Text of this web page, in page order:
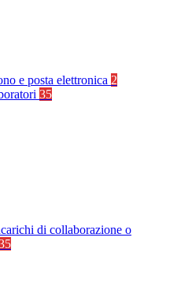
e posta elettronica 2
35
di collaborazione o